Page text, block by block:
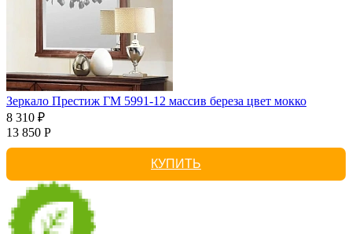
Зеркало Престиж ГМ 5991-12 массив береза цвет мокко
8 310 ₽
13 850 Р
КУПИТЬ